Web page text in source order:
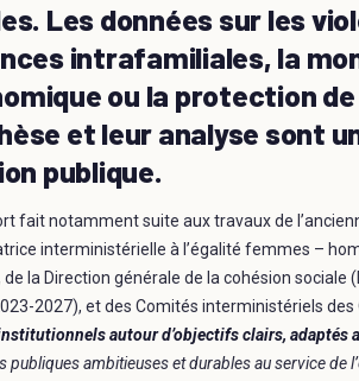
Les données sur les
intrafamiliales, la
ou la protection
et leur analyse sont
publique.
fait notamment suite aux travaux de
interministérielle à l’égalité femmes –
de la Direction générale de la cohésion
2027), et des Comités interministériels
autour d’objectifs clairs, adaptés
publiques ambitieuses et durables au service de